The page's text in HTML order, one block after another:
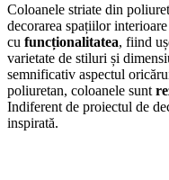
Coloanele striate din
decorarea spațiilor
cu funcționalitatea, fiind
varietate de stiluri și
semnificativ aspectul
poliuretan, coloanele sunt
Indiferent de proiectul de
inspirată.